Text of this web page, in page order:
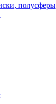
полусферы